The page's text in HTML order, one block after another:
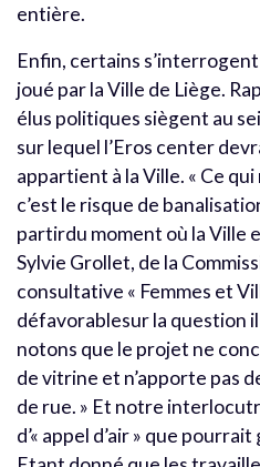
entière.
Enfin, certains
joué par la Ville de Liège.
élus politiques siègent au
sur lequel l’Eros center
appartient à la Ville. « Ce
c’est le risque de
partirdu moment où la Ville
Sylvie Grollet, de la
consultative « Femmes et
défavorablesur la question il
notons que le projet ne
de vitrine et n’apporte pas
de rue. » Et notre
d’« appel d’air » que